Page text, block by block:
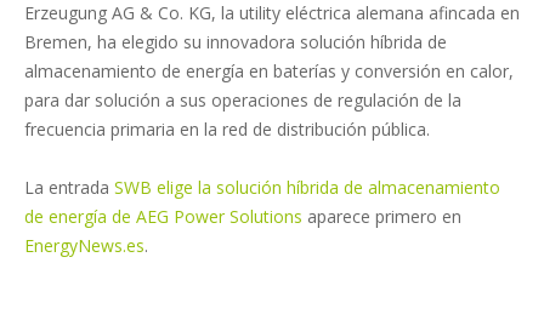
Erzeugung AG & Co. KG, la utility eléctrica alemana afincada en
Bremen, ha elegido su innovadora solución híbrida de
almacenamiento de energía en baterías y conversión en calor,
para dar solución a sus operaciones de regulación de la
frecuencia primaria en la red de distribución pública.
La entrada SWB elige la solución híbrida de almacenamiento
de energía de AEG Power Solutions aparece primero en
EnergyNews.es.